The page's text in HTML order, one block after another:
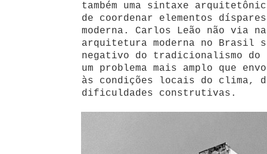
também uma sintaxe
de coordenar elementos
moderna. Carlos Leão não via
arquitetura moderna no Brasil
negativo do tradicionalismo
um problema mais amplo que
às condições locais do clima,
dificuldades construtivas.